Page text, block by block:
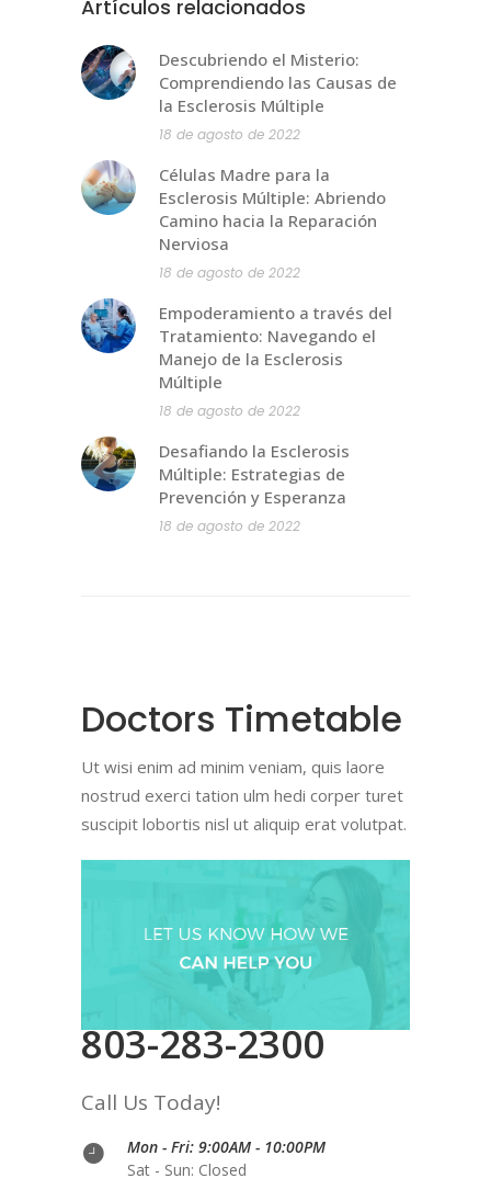
Artículos relacionados
Descubriendo el Misterio:
Comprendiendo las Causas de
la Esclerosis Múltiple
18 de agosto de 2022
Células Madre para la
Esclerosis Múltiple: Abriendo
Camino hacia la Reparación
Nerviosa
18 de agosto de 2022
Empoderamiento a través del
Tratamiento: Navegando el
Manejo de la Esclerosis
Múltiple
18 de agosto de 2022
Desafiando la Esclerosis
Múltiple: Estrategias de
Prevención y Esperanza
18 de agosto de 2022
Doctors Timetable
Ut wisi enim ad minim veniam, quis laore
nostrud exerci tation ulm hedi corper turet
suscipit lobortis nisl ut aliquip erat volutpat.
803-283-2300
Call Us Today!
Mon - Fri: 9:00AM - 10:00PM
Sat - Sun: Closed